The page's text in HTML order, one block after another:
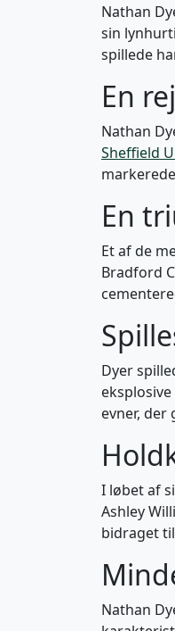
Nathan
sin
spillede
En
Nathan
Sheffield
En
Et af de
Bradford
Dyer
evner,
I løbet af
Ashley
bidraget
Nathan